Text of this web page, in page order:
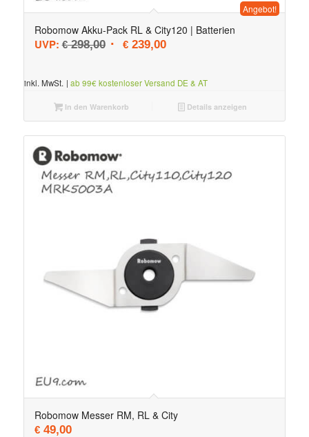
Robomow Akku-Pack RL & City120 | Batterien
UVP: €298,00 Ursprünglicher Preis war: € 298,00
€239,00Aktueller Preis ist: € 239,00.
Angebot!
inkl. MwSt. | ab 99€ kostenloser Versand DE & AT
In den Warenkorb Details anzeigen
Robomow Messer RM, RL & City
€49,00